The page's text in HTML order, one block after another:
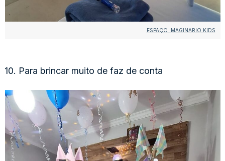
ESPAÇO IMAGINARIO KIDS
10. Para brincar muito de faz de conta